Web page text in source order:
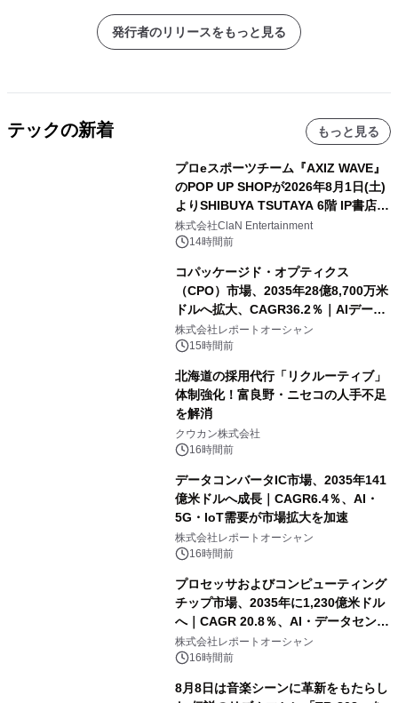
発行者のリリースをもっと見る
テックの新着 もっと見る
プロeスポーツチーム『AXIZ WAVE』
のPOP UP SHOPが2026年8月1日(土)
よりSHIBUYA TSUTAYA 6階 IP書店で
開催決定！！
株式会社ClaN Entertainment
14時間前
コパッケージド・オプティクス
（CPO）市場、2035年28億8,700万米
ドルへ拡大、CAGR36.2％｜AIデータ
センター・高速光通信需要が成長を加
速
株式会社レポートオーシャン
15時間前
北海道の採用代行「リクルーティブ」
体制強化！富良野・ニセコの人手不足
を解消
クウカン株式会社
16時間前
データコンバータIC市場、2035年141
億米ドルへ成長｜CAGR6.4％、AI・
5G・IoT需要が市場拡大を加速
株式会社レポートオーシャン
16時間前
プロセッサおよびコンピューティング
チップ市場、2035年に1,230億米ドル
へ｜CAGR 20.8％、AI・データセンタ
ー需要が成長を牽引
株式会社レポートオーシャン
16時間前
8月8日は音楽シーンに革新をもたらし